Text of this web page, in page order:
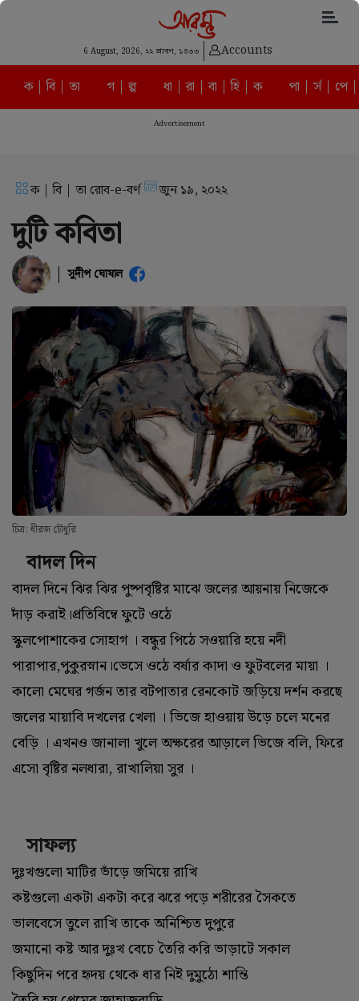
6 August, 2026, ২২ শ্রাবণ, ১৪৩৩ Accounts
ক | বি | তা গ | ল্প ধা | রা | বা | হি | ক পা | র্স | পে |
Advertisement
ক | বি | তা রোব-e-বর্ণ জুন ১৯, ২০২২
দুটি কবিতা
সুদীপ ঘোষাল
চিত্র: ধীরজ চৌধুরি
বাদল দিন
বাদল দিনে ঝির ঝির পুষ্পবৃষ্টির মাঝে জলের আয়নায় নিজেকে
দাঁড় করাই।প্রতিবিম্বে ফুটে ওঠে
স্কুলপোশাকের সোহাগ । বন্ধুর পিঠে সওয়ারি হয়ে নদী
পারাপার,পুকুরস্নান।ভেসে ওঠে বর্ষার কাদা ও ফুটবলের মায়া ।
কালো মেঘের গর্জন তার বটপাতার রেনকোট জড়িয়ে দর্শন করছে
জলের মায়াবি দখলের খেলা । ভিজে হাওয়ায় উড়ে চলে মনের
বেড়ি । এখনও জানালা খুলে অক্ষরের আড়ালে ভিজে বলি, ফিরে
এসো বৃষ্টির নলধারা, রাখালিয়া সুর ।
সাফল্য
দুঃখগুলো মাটির ভাঁড়ে জমিয়ে রাখি
কষ্টগুলো একটা একটা করে ঝরে পড়ে শরীরের সৈকতে
ভালবেসে তুলে রাখি তাকে অনিশ্চিত দুপুরে
জমানো কষ্ট আর দুঃখ বেচে তৈরি করি ভাড়াটে সকাল
কিছুদিন পরে হৃদয় থেকে ধার নিই দুমুঠো শান্তি